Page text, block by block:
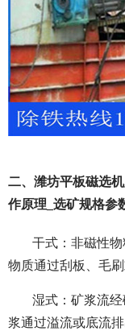
二、潍坊平板磁选
作原理_选矿规格参
干式：非磁性
物质通过刮板、毛
湿式：矿浆流
浆通过溢流或底流